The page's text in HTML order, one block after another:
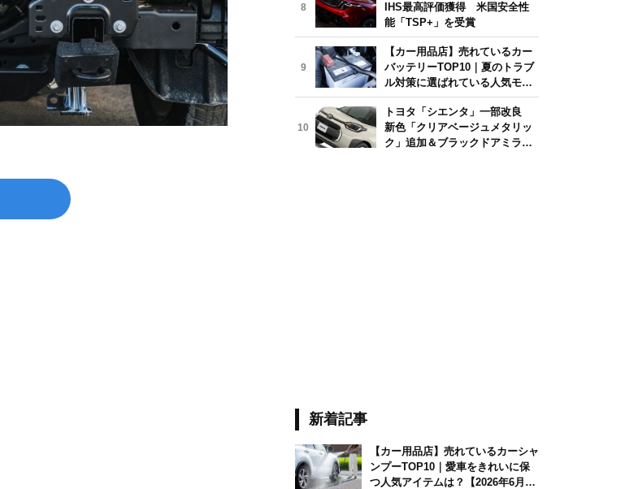
©︎ A Stock photo /stock.adobe.com
8
IHS最高評価獲得 米国安全性
能「TSP+」を受賞
9
【カー用品店】売れているカー
バッテリーTOP10｜夏のトラブ
ル対策に選ばれている人気モデ
ルは？【2026年6月版】
10
トヨタ「シエンタ」一部改良
新色「クリアベージュメタリッ
ク」追加＆ブラックドアミラー
新着記事
【カー用品店】売れているカーシャ
ンプーTOP10｜愛車をきれいに保
つ人気アイテムは？【2026年6月